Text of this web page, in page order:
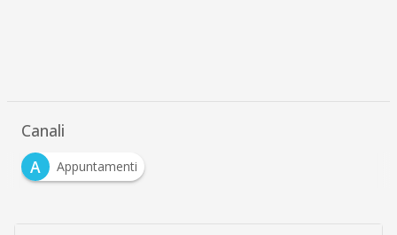
Canali
A
Appuntamenti